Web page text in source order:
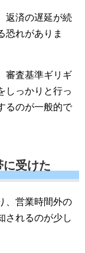
返済の遅延が続
恐れがありま
審査基準ギリギ
しっかりと行っ
るのが一般的で
受けた
、営業時間外の
されるのが少し